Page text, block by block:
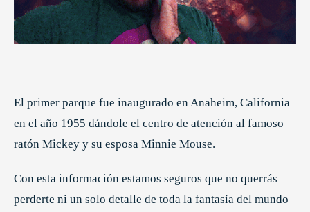
El primer parque fue inaugurado en Anaheim, California
en el año 1955 dándole el centro de atención al famoso
ratón Mickey y su esposa Minnie Mouse.
Con esta información estamos seguros que no querrás
perderte ni un solo detalle de toda la fantasía del mundo